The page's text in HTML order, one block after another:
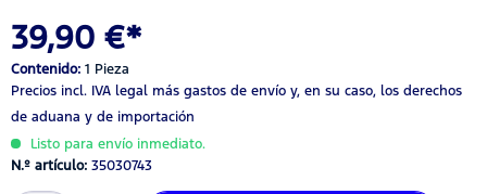
39,90 €*
Contenido: 1 Pieza
Precios incl. IVA legal más gastos de envío y, en su caso, los derechos
de aduana y de importación
Listo para envío inmediato.
N.º artículo: 35030743